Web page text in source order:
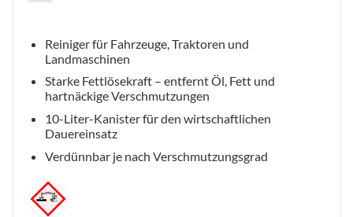
Reiniger für Fahrzeuge, Traktoren und
Landmaschinen
Starke Fettlösekraft – entfernt Öl, Fett und
hartnäckige Verschmutzungen
10-Liter-Kanister für den wirtschaftlichen
Dauereinsatz
Verdünnbar je nach Verschmutzungsgrad